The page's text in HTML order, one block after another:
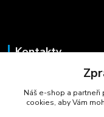
Kontakty
+420 723 725 881
(Po-Pá, 8-16 hod.)
Náš e-shop a partneři
cookies, aby Vám